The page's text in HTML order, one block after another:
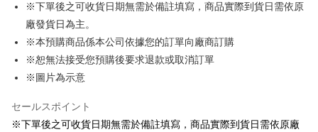
ATM払い
預購訂單-宅配專用(🔺不同預購月份建議分開結帳，避免整筆訂單等
配送毎にNT$100、NT$1,300以上で送料無料
※下單後之可收貨日期無需於備註填寫，商品實際到貨日需依原
廠發貨日為主。
※本預購商品係本公司依據您的訂單向廠商訂購
※恕無法接受您預購後要求退款或取消訂單
※圖片為示意
セールスポイント
※下單後之可收貨日期無需於備註填寫，商品實際到貨日需依原廠